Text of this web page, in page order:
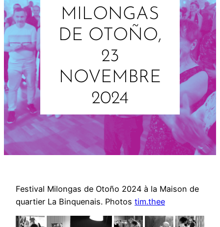
MILONGAS
DE OTOÑO,
23
NOVEMBRE
2024
Festival Milongas de Otoño 2024 à la Maison de
quartier La Binquenais. Photos tim.thee